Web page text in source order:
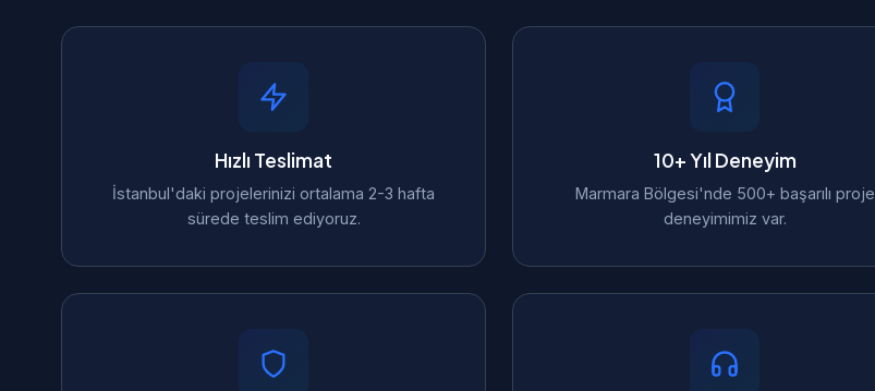
Hızlı Teslimat
İstanbul'daki projelerinizi ortalama 2-3 hafta
sürede teslim ediyoruz.
10+ Yıl Deneyim
Marmara Bölgesi'nde 500+ başarılı proje
deneyimimiz var.